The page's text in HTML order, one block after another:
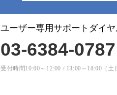
ユーザー専用サポートダイヤ
03-6384-0787
受付時間10:00～12:00 / 13:00～18:00（